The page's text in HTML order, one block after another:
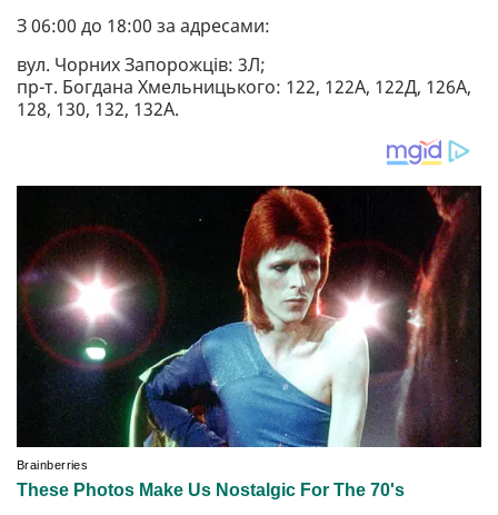
З 06:00 до 18:00 за адресами:
вул. Чорних Запорожців: 3Л;
пр-т. Богдана Хмельницького: 122, 122А, 122Д, 126А,
128, 130, 132, 132А.